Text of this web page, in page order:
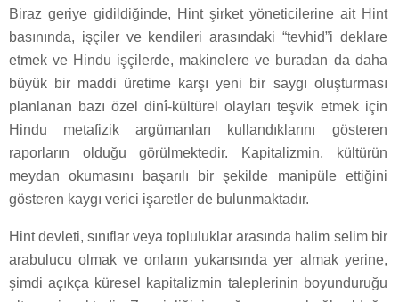
Biraz geriye gidildiğinde, Hint şirket yöneticilerine ait Hint
basınında, işçiler ve kendileri arasındaki “tevhid”i deklare
etmek ve Hindu işçilerde, makinelere ve buradan da daha
büyük bir maddi üretime karşı yeni bir saygı oluşturması
planlanan bazı özel dinî-kültürel olayları teşvik etmek için
Hindu metafizik argümanları kullandıklarını gösteren
raporların olduğu görülmektedir. Kapitalizmin, kültürün
meydan okumasını başarılı bir şekilde manipüle ettiğini
gösteren kaygı verici işaretler de bulunmaktadır.
Hint devleti, sınıflar veya topluluklar arasında halim selim bir
arabulucu olmak ve onların yukarısında yer almak yerine,
şimdi açıkça küresel kapitalizmin taleplerinin boyunduruğu